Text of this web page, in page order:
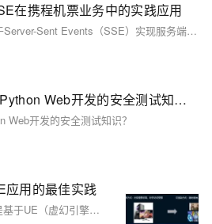
在携程机票业务中的实践应用
本文介绍了携程机票前端基于Server-Sent Events（SSE）实现服务端推送的企业级全链路通用技术解决方案。文章深入探讨了 SSE 技术在应用过程中包括方案对比、技术选型、链路层优化以及实际效果等多维度的技术细节，为类似使用场景提供普适性参考和借鉴。
如何在实际项目中应用Python Web开发的安全测试知识？
开发的安全测试知识？
应用的最佳实践
在3D/XR应用开发中，尤其是基于UE（虚幻引擎）开发的高精度场景，传统终端因硬件局限难以流畅运行高帧率、复杂效果的三维应用。实时云渲染技术，将渲染任务转移至云端服务器，降低终端硬件要求，确保用户获得流畅体验。具备弹性扩展、优化传输协议、跨平台支持和安全性等优势，适用于多种终端和场景，特别集成像素流送技术，帮助UE开发者实现低代码上云操作，简化部署流程，保留UE引擎的强大开发能力，确保画面精美且终端轻量化。